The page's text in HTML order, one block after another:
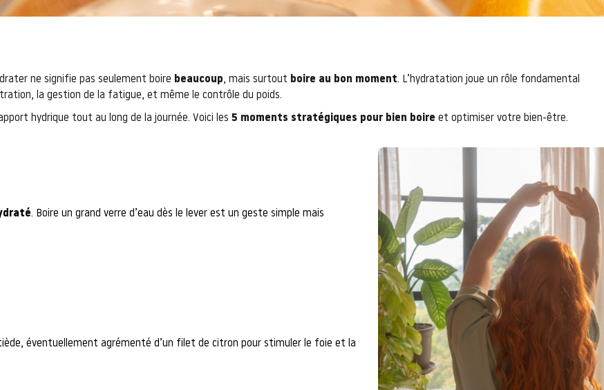
ne signifie pas seulement boire beaucoup, mais surtout boire au bon moment. L’hydratation joue un rôle fondamental
la gestion de la fatigue, et même le contrôle du poids.
hydrique tout au long de la journée. Voici les 5 moments stratégiques pour bien boire et optimiser votre bien-être.
. Boire un grand verre d’eau dès le lever est un geste simple mais
éventuellement agrémenté d’un filet de citron pour stimuler le foie et la